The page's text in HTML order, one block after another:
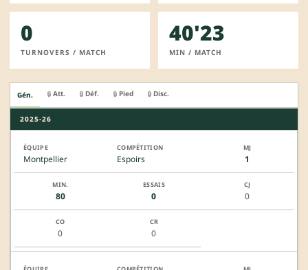
0
TURNOVERS / MATCH
40'23
MIN / MATCH
Gén. 🔒 Att. 🔒 Déf. 🔒 Pied 🔒 Disc.
2025-26
Montpellier Espoirs 1
80 0 0
0 0